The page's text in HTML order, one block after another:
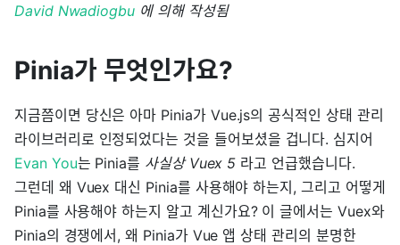
David Nwadiogbu 에 의해 작성됨
Pinia가 무엇인가요?
지금쯤이면 당신은 아마 Pinia가 Vue.js의 공식적인 상태 관리
라이브러리로 인정되었다는 것을 들어보셨을 겁니다. 심지어
Evan You는 Pinia를 사실상 Vuex 5 라고 언급했습니다.
그런데 왜 Vuex 대신 Pinia를 사용해야 하는지, 그리고 어떻게
Pinia를 사용해야 하는지 알고 계신가요? 이 글에서는 Vuex와
Pinia의 경쟁에서, 왜 Pinia가 Vue 앱 상태 관리의 분명한